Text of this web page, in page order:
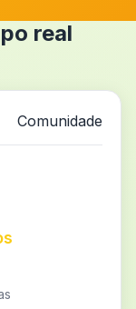
real
Comunidade